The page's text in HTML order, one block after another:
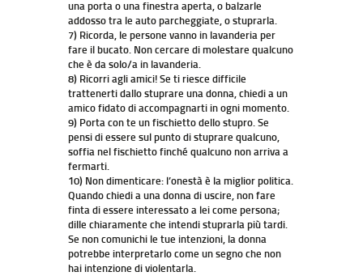
una porta o una finestra aperta, o balzarle
addosso tra le auto parcheggiate, o stuprarla.
7) Ricorda, le persone vanno in lavanderia per
fare il bucato. Non cercare di molestare qualcuno
che è da solo/a in lavanderia.
8) Ricorri agli amici! Se ti riesce difficile
trattenerti dallo stuprare una donna, chiedi a un
amico fidato di accompagnarti in ogni momento.
9) Porta con te un fischietto dello stupro. Se
pensi di essere sul punto di stuprare qualcuno,
soffia nel fischietto finché qualcuno non arriva a
fermarti.
10) Non dimenticare: l’onestà è la miglior politica.
Quando chiedi a una donna di uscire, non fare
finta di essere interessato a lei come persona;
dille chiaramente che intendi stuprarla più tardi.
Se non comunichi le tue intenzioni, la donna
potrebbe interpretarlo come un segno che non
hai intenzione di violentarla.